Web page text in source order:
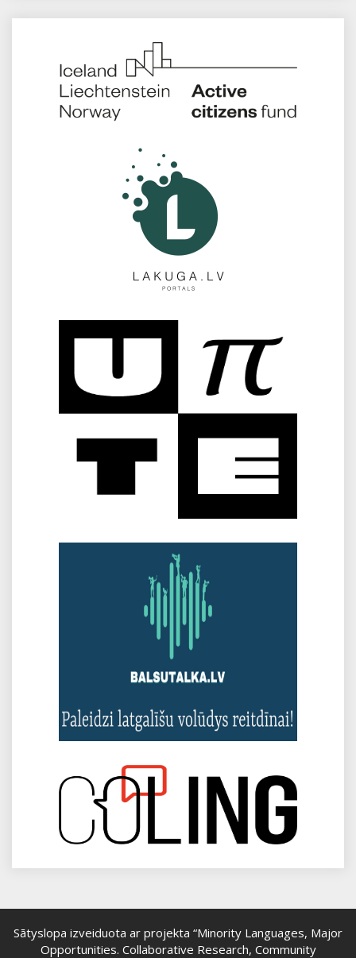
Sātyslopa izveiduota ar projekta “Minority Languages, Major
Opportunities. Collaborative Research, Community